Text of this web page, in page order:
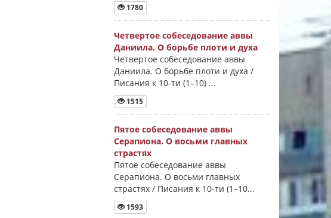
1780
Четвертое собеседование аввы
Даниила. О борьбе плоти и духа
Четвертое собеседование аввы
Даниила. О борьбе плоти и духа /
Писания к 10-ти (1–10) ...
1515
Пятое собеседование аввы
Серапиона. О восьми главных
страстях
Пятое собеседование аввы
Серапиона. О восьми главных
страстях / Писания к 10-ти (1–10...
1593